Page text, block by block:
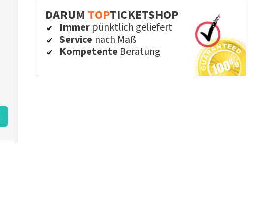
DARUM TOPTICKETSHOP
Immer pünktlich geliefert
Service nach Maß
Kompetente Beratung